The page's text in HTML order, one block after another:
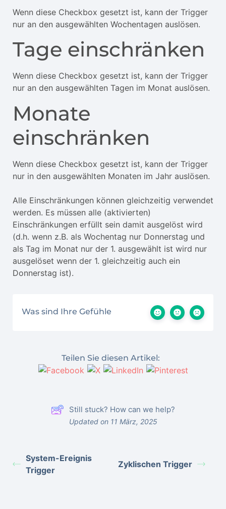
Wenn diese Checkbox gesetzt ist, kann der Trigger
nur an den ausgewählten Wochentagen auslösen.
Tage einschränken
Wenn diese Checkbox gesetzt ist, kann der Trigger
nur an den ausgewählten Tagen im Monat auslösen.
Monate
einschränken
Wenn diese Checkbox gesetzt ist, kann der Trigger
nur in den ausgewählten Monaten im Jahr auslösen.
Alle Einschränkungen können gleichzeitig verwendet
werden. Es müssen alle (aktivierten)
Einschränkungen erfüllt sein damit ausgelöst wird
(d.h. wenn z.B. als Wochentag nur Donnerstag und
als Tag im Monat nur der 1. ausgewählt ist wird nur
ausgelöset wenn der 1. gleichzeitig auch ein
Donnerstag ist).
Was sind Ihre Gefühle
Teilen Sie diesen Artikel:
Still stuck? How can we help?
Updated on 11 März, 2025
System-Ereignis
Trigger
Zyklischen Trigger